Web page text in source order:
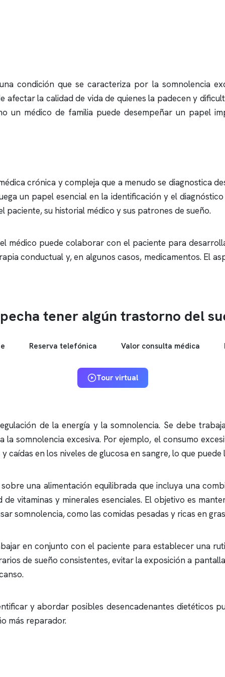
condición que se caracteriza por la somnolencia
afectar la calidad de vida de quienes la padecen y
un médico de familia puede desempeñar un papel
crónica y compleja que a menudo se diagnostica
un papel esencial en la identificación y el
paciente, su historial médico y sus patrones de sueño.
médico puede colaborar con el paciente para
conductual y, en algunos casos, medicamentos. El
tener algún trastorno del
Reserva telefónica Valor consulta médica
Tour virtual
de la energía y la somnolencia. Se debe
somnolencia excesiva. Por ejemplo, el consumo
en los niveles de glucosa en sangre, lo que puede
una alimentación equilibrada que incluya una
vitaminas y minerales esenciales. El objetivo es
somnolencia, como las comidas pesadas y ricas en
en conjunto con el paciente para establecer una
de sueño consistentes, evitar la exposición a
y abordar posibles desencadenantes dietéticos
más reparador.